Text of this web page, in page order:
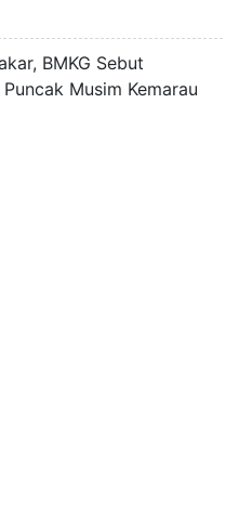
BMKG Sebut
Musim Kemarau